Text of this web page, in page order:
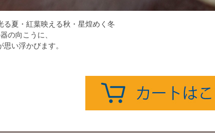
る夏・紅葉映える秋・星煌めく冬
の向こうに、
い浮かびます。